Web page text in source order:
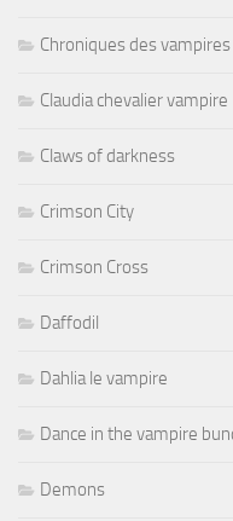
Chroniques des vampires
Claudia chevalier vampire
Claws of darkness
Crimson City
Crimson Cross
Daffodil
Dahlia le vampire
Dance in the vampire
Demons